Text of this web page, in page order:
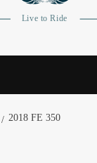
2018 FE 350